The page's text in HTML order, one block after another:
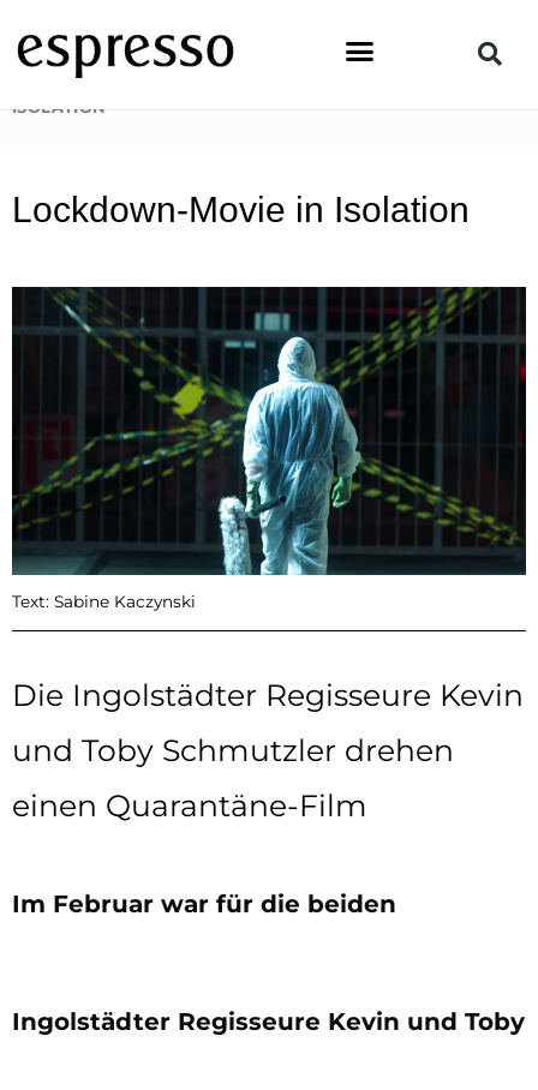
Inhalt
springen
STARTSEITE
ISOLATION
Lockdown-Movie in Isolation
Text: Sabine Kaczynski
Die Ingolstädter Regisseure Kevin
und Toby Schmutzler drehen
einen Quarantäne-Film
Im Februar war für die beiden
Ingolstädter Regisseure Kevin und Toby